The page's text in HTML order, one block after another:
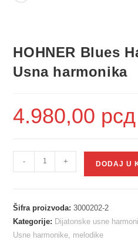
HOHNER Blues
Usna harmonika
4.980,00 рсд
- + DODAJ U
Šifra proizvoda:3000202-2
Kategorije: Dijatonske usne
Usne harmonike, melodike